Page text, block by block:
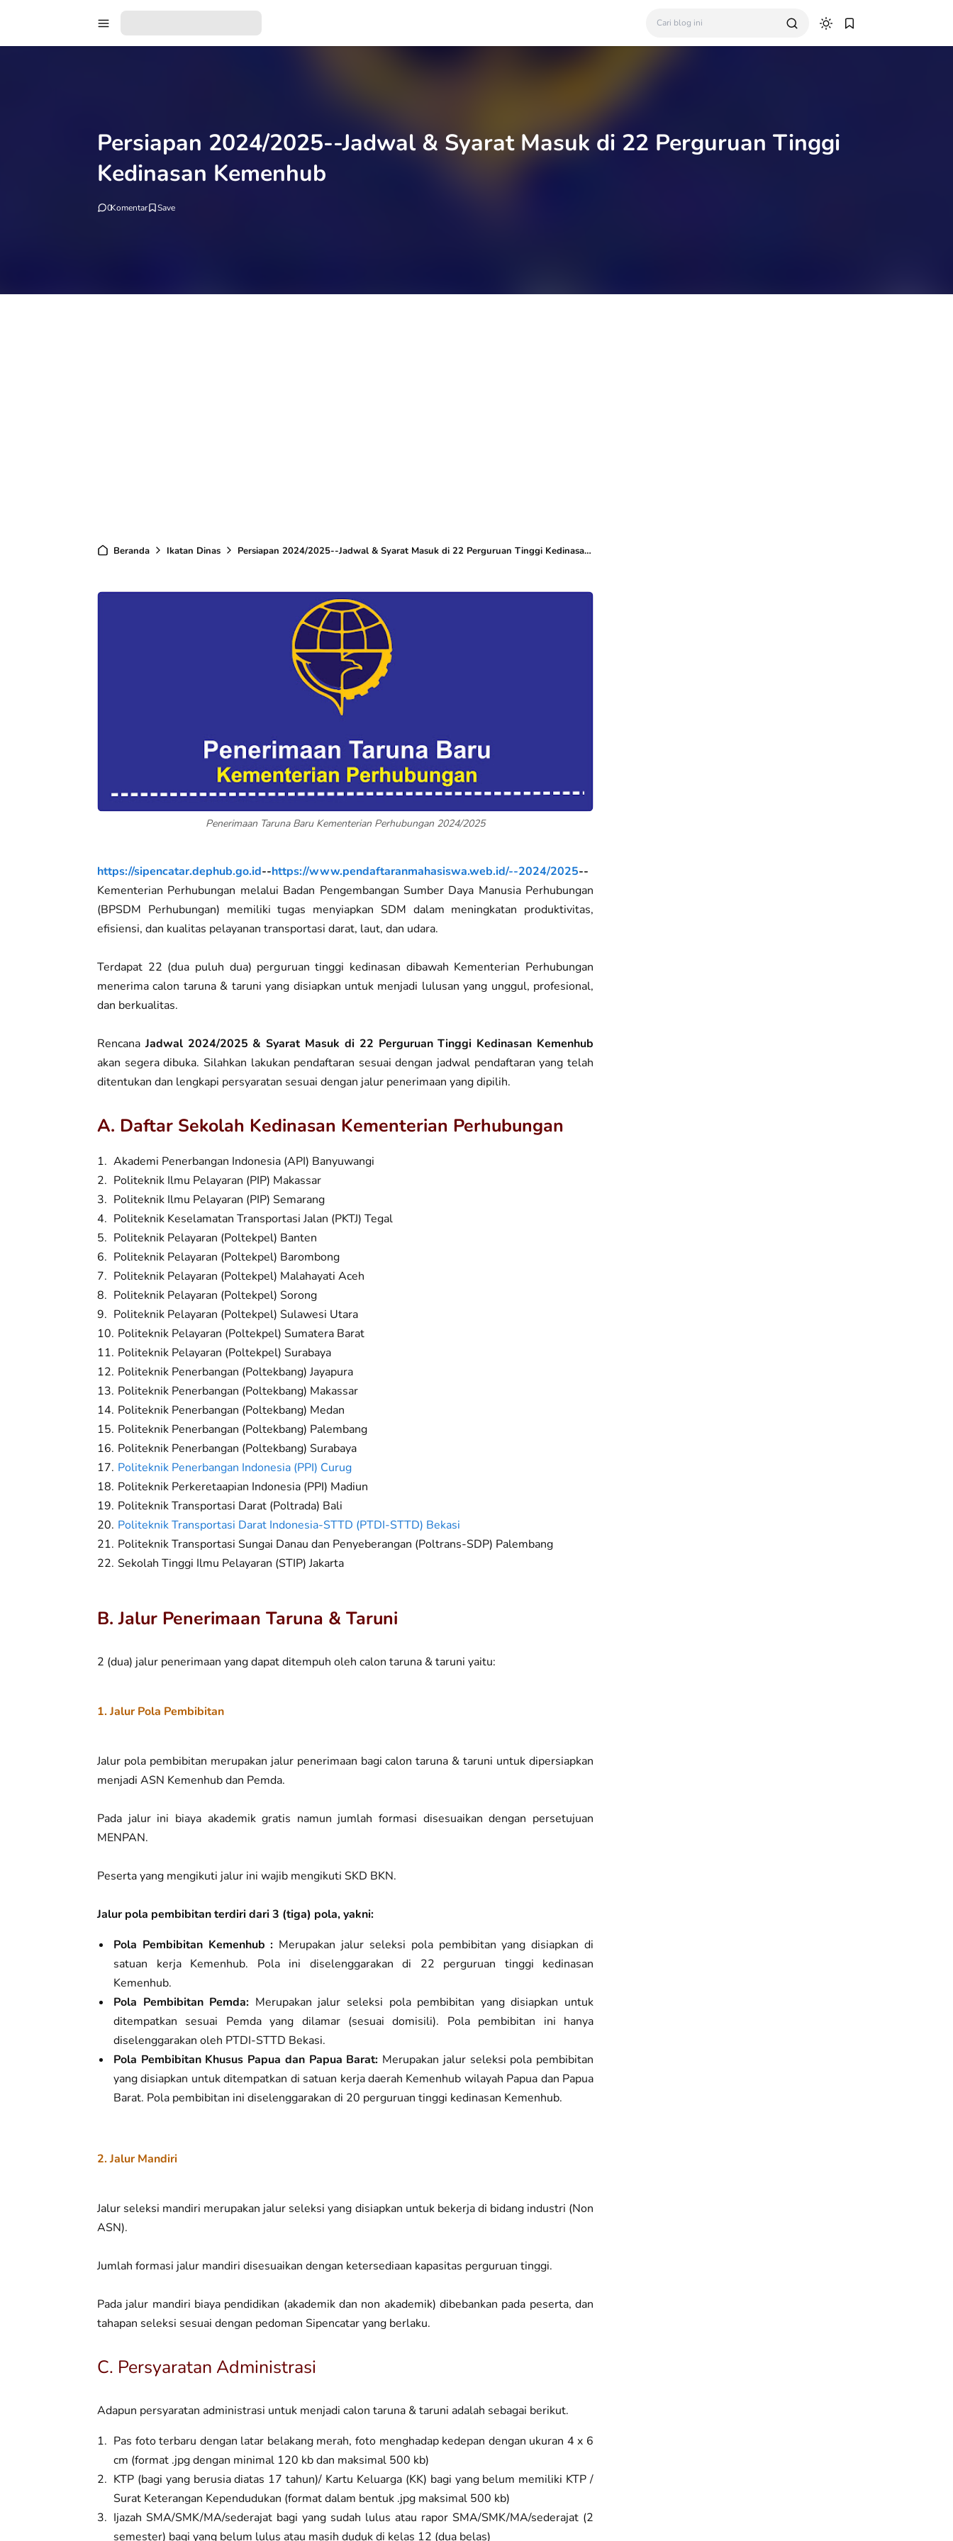
Persiapan 2024/2025--Jadwal & Syarat Masuk di 22 Perguruan Tinggi
Kedinasan Kemenhub
0Komentar
Beranda Ikatan Dinas Persiapan 2024/2025--Jadwal & Syarat Masuk di 22 Perguruan Tinggi Kedinasan Kemenhub
Penerimaan Taruna Baru Kementerian Perhubungan 2024/2025
https://sipencatar.dephub.go.id--https://www.pendaftaranmahasiswa.web.id/--2024/2025--
Kementerian Perhubungan melalui Badan Pengembangan Sumber Daya Manusia Perhubungan
(BPSDM Perhubungan) memiliki tugas menyiapkan SDM dalam meningkatan produktivitas,
efisiensi, dan kualitas pelayanan transportasi darat, laut, dan udara.
Terdapat 22 (dua puluh dua) perguruan tinggi kedinasan dibawah Kementerian Perhubungan
menerima calon taruna & taruni yang disiapkan untuk menjadi lulusan yang unggul, profesional,
dan berkualitas.
RencanaJadwal 2024/2025 & Syarat Masuk di 22 Perguruan Tinggi Kedinasan Kemenhub
akan segera dibuka. Silahkan lakukan pendaftaran sesuai dengan jadwal pendaftaran yang telah
ditentukan dan lengkapi persyaratan sesuai dengan jalur penerimaan yang dipilih.
A. Daftar Sekolah Kedinasan Kementerian Perhubungan
Akademi Penerbangan Indonesia (API) Banyuwangi
Politeknik Ilmu Pelayaran (PIP) Makassar
Politeknik Ilmu Pelayaran (PIP) Semarang
Politeknik Keselamatan Transportasi Jalan (PKTJ) Tegal
Politeknik Pelayaran (Poltekpel) Banten
Politeknik Pelayaran (Poltekpel) Barombong
Politeknik Pelayaran (Poltekpel) Malahayati Aceh
Politeknik Pelayaran (Poltekpel) Sorong
Politeknik Pelayaran (Poltekpel) Sulawesi Utara
Politeknik Pelayaran (Poltekpel) Sumatera Barat
Politeknik Pelayaran (Poltekpel) Surabaya
Politeknik Penerbangan (Poltekbang) Jayapura
Politeknik Penerbangan (Poltekbang) Makassar
Politeknik Penerbangan (Poltekbang) Medan
Politeknik Penerbangan (Poltekbang) Palembang
Politeknik Penerbangan (Poltekbang) Surabaya
Politeknik Penerbangan Indonesia (PPI) Curug
Politeknik Perkeretaapian Indonesia (PPI) Madiun
Politeknik Transportasi Darat (Poltrada) Bali
Politeknik Transportasi Darat Indonesia-STTD (PTDI-STTD) Bekasi
Politeknik Transportasi Sungai Danau dan Penyeberangan (Poltrans-SDP) Palembang
Sekolah Tinggi Ilmu Pelayaran (STIP) Jakarta
B. Jalur Penerimaan Taruna & Taruni
2 (dua) jalur penerimaan yang dapat ditempuh oleh calon taruna & taruni yaitu:
1. Jalur Pola Pembibitan
Jalur pola pembibitan merupakan jalur penerimaan bagi calon taruna & taruni untuk dipersiapkan
menjadi ASN Kemenhub dan Pemda.
Pada jalur ini biaya akademik gratis namun jumlah formasi disesuaikan dengan persetujuan
MENPAN.
Peserta yang mengikuti jalur ini wajib mengikuti SKD BKN.
Jalur pola pembibitan terdiri dari 3 (tiga) pola, yakni:
Pola Pembibitan Kemenhub : Merupakan jalur seleksi pola pembibitan yang disiapkan di
satuan kerja Kemenhub. Pola ini diselenggarakan di 22 perguruan tinggi kedinasan
Kemenhub.
Pola Pembibitan Pemda: Merupakan jalur seleksi pola pembibitan yang disiapkan untuk
ditempatkan sesuai Pemda yang dilamar (sesuai domisili). Pola pembibitan ini hanya
diselenggarakan oleh PTDI-STTD Bekasi.
Pola Pembibitan Khusus Papua dan Papua Barat: Merupakan jalur seleksi pola pembibitan
yang disiapkan untuk ditempatkan di satuan kerja daerah Kemenhub wilayah Papua dan Papua
Barat. Pola pembibitan ini diselenggarakan di 20 perguruan tinggi kedinasan Kemenhub.
2. Jalur Mandiri
Jalur seleksi mandiri merupakan jalur seleksi yang disiapkan untuk bekerja di bidang industri (Non
ASN).
Jumlah formasi jalur mandiri disesuaikan dengan ketersediaan kapasitas perguruan tinggi.
Pada jalur mandiri biaya pendidikan (akademik dan non akademik) dibebankan pada peserta, dan
tahapan seleksi sesuai dengan pedoman Sipencatar yang berlaku.
C. Persyaratan Administrasi
Adapun persyaratan administrasi untuk menjadi calon taruna & taruni adalah sebagai berikut.
Pas foto terbaru dengan latar belakang merah, foto menghadap kedepan dengan ukuran 4 x 6
cm (format .jpg dengan minimal 120 kb dan maksimal 500 kb)
KTP (bagi yang berusia diatas 17 tahun)/ Kartu Keluarga (KK) bagi yang belum memiliki KTP /
Surat Keterangan Kependudukan (format dalam bentuk .jpg maksimal 500 kb)
Ijazah SMA/SMK/MA/sederajat bagi yang sudah lulus atau rapor SMA/SMK/MA/sederajat (2
semester) bagi yang belum lulus atau masih duduk di kelas 12 (dua belas)